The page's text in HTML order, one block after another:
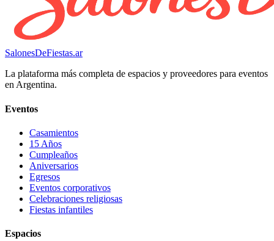
SalonesDeFiestas.ar
La plataforma más completa de espacios y proveedores para eventos
en Argentina.
Eventos
Casamientos
15 Años
Cumpleaños
Aniversarios
Egresos
Eventos corporativos
Celebraciones religiosas
Fiestas infantiles
Espacios